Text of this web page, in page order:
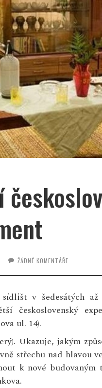
ŽÁDNÉ KOMENTÁŘE
v šedesátých
československý
ul. 14).
Ukazuje, jakým
střechu nad hlavou
k nové budovaným